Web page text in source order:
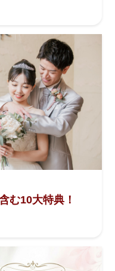
む10大特典！